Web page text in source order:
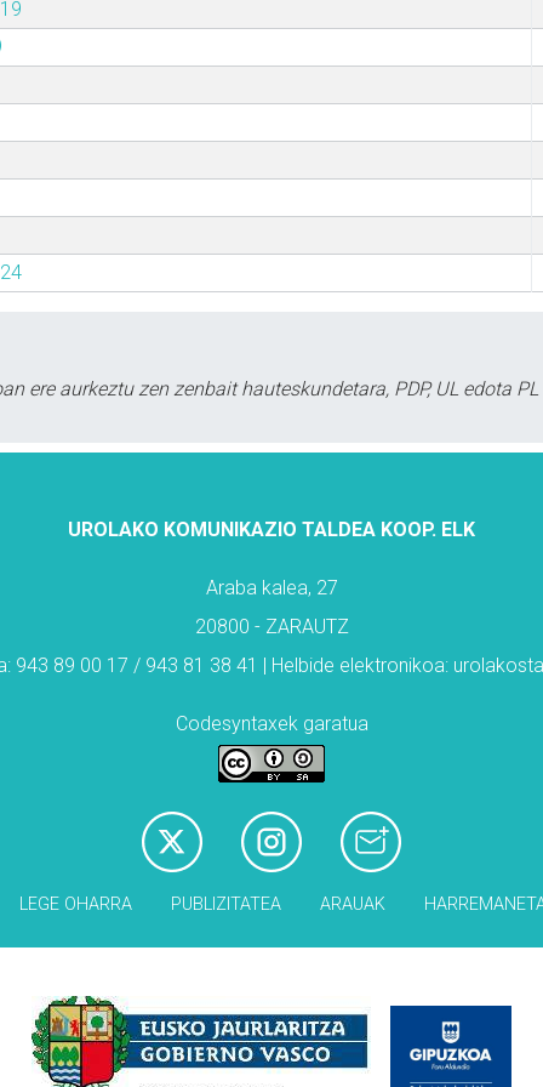
ere aurkeztu zen zenbait hauteskundetara, PDP, UL edota
UROLAKO KOMUNIKAZIO TALDEA KOOP. ELK
Araba kalea, 27
20800 - ZARAUTZ
943 89 00 17 / 943 81 38 41 | Helbide elektronikoa:
Codesyntaxek garatua
LEGE OHARRA PUBLIZITATEA ARAUAK